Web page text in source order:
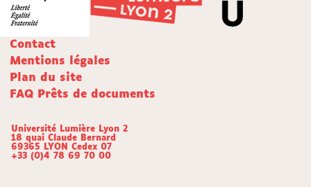
Contact
Mentions légales
Plan du site
FAQ Prêts de documents
Université Lumière Lyon 2
18 quai Claude Bernard
69365 LYON Cedex 07
+33 (0)4 78 69 70 00